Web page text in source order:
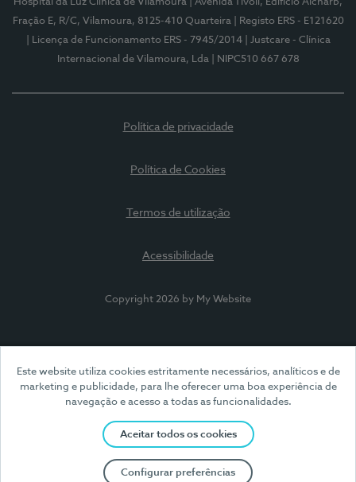
Este website utiliza cookies estritamente necessários, analíticos e de
marketing e publicidade, para lhe oferecer uma boa experiência de
navegação e acesso a todas as funcionalidades.
Aceitar todos os cookies
Configurar preferências
Fração E, R/C, Vilamoura, 8125-410 Quarteira
| Registo ERS - E121620
| Licença de Funcionamento ERS - 7945/2014
| Justcare - Clínica
Internacional de Vilamoura, Lda
| NIPC510 667 678
Política de privacidade
Política de Cookies
Termos de utilização
Acessibilidade
Copyright 2026 by My Website